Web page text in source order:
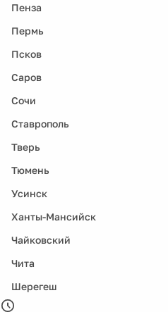
Пенза
Пермь
Псков
Саров
Сочи
Ставрополь
Тверь
Тюмень
Усинск
Ханты-Мансийск
Чайковский
Чита
Шерегеш